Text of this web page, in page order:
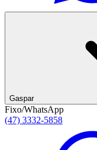
Gaspar
Fixo/WhatsApp
(47) 3332-5858